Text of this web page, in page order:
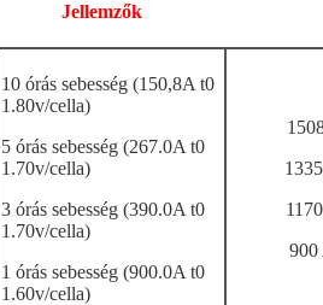
Jellemzők
10 órás sebesség (150,8A t0
1.80v/cella)
5 órás sebesség (267.0A t0
1.70v/cella)
3 órás sebesség (390.0A t0
1.70v/cella)
1 órás sebesség (900.0A t0
1.60v/cella)
900